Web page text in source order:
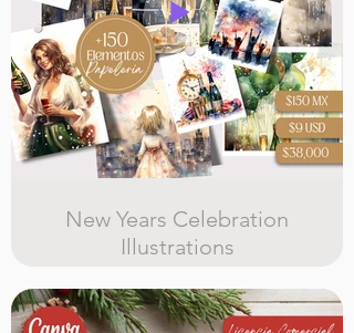
New Years Celebration
Illustrations
nuevo para posters, tarjetas,
cuadros y mas !